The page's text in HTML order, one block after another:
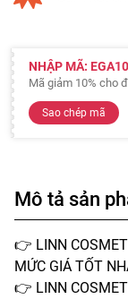
NHẬP MÃ: EGA10
Mã giảm 10% cho
Sao chép mã
Mô tả sản
👉 LINN
MỨC GIÁ TỐT
👉 LINN